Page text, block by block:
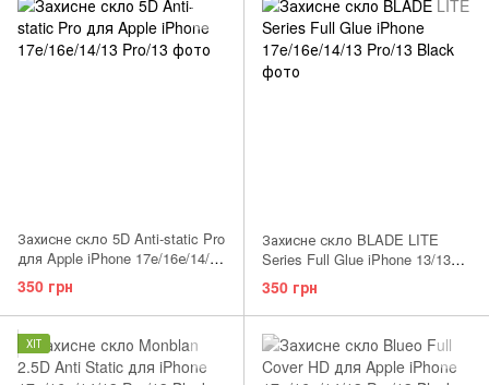
Захисне скло 5D Anti-static Pro
для Apple iPhone 17e/16е/14/13
Pro/13
350 грн
Захисне скло BLADE LITE
Series Full Glue iPhone 13/13
Pro/14/16e/17e
350 грн
ХІТ